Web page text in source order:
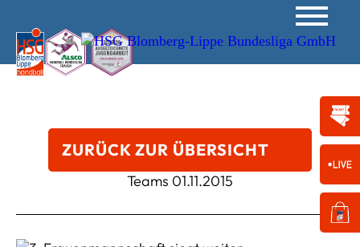
ZURÜCK ZUR ÜBERSICHT
Teams 01.11.2015